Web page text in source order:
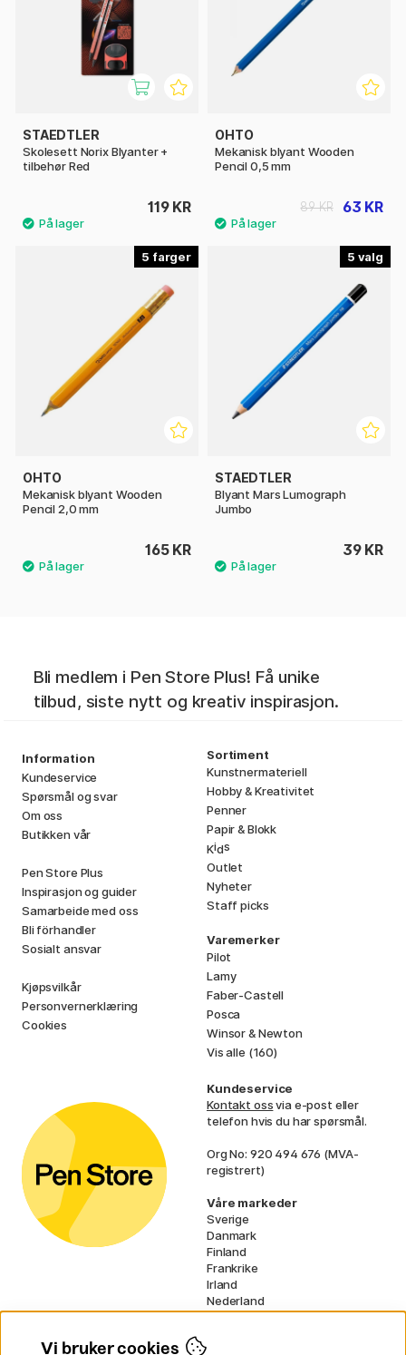
STAEDTLER
Skolesett Norix Blyanter +
tilbehør Red
119 KR
OHTO
Mekanisk blyant Wooden
Pencil 0,5 mm
63 KR
89 KR
5
OHTO
Mekanisk blyant Wooden
Pencil 2,0 mm
165 KR
5
STAEDTLER
Blyant Mars Lumograph
Jumbo
39 KR
Bli medlem i Pen Store Plus! Få unike
tilbud, siste nytt og kreativ inspirasjon.
Information
Kundeservice
Spørsmål og svar
Om oss
Butikken vår
Pen Store Plus
Inspirasjon og guider
Samarbeide med oss
Bli förhandler
Sosialt ansvar
Kjøpsvilkår
Personvernerklæring
Cookies
Sortiment
Kunstnermateriell
Hobby & Kreativitet
Penner
Papir & Blokk
Kids
Outlet
Nyheter
Staff picks
Varemerker
Pilot
Lamy
Faber-Castell
Posca
Winsor & Newton
Vis alle (160)
Kundeservice
Kontakt ossvia e-post eller
telefon hvis du har spørsmål.
Org No: 920 494 676 (MVA-
registrert)
Våre markeder
Sverige
Danmark
Finland
Frankrike
Irland
Nederland
Tyskland
Vi bruker cookies